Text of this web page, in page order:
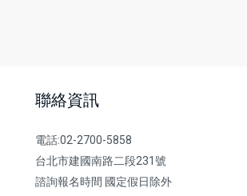
聯絡資訊
電話:02-2700-5858
台北市建國南路二段231號
諮詢報名時間 國定假日除外